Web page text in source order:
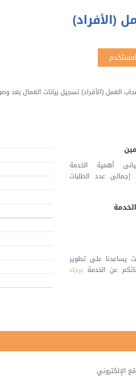
(الأفراد)
العمل (الأفراد) تسجيل بيانات العمال بعد
أهمية الخدمة
عدد الطلبات
يساعدنا على تطوير
عن الخدمة برجاء
الإلكتروني